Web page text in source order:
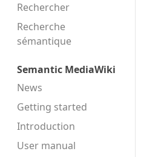
Rechercher
Recherche
sémantique
Semantic MediaWiki
News
Getting started
Introduction
User manual